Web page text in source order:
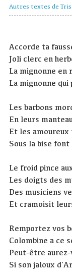
Autres textes de
Accorde ta
Joli clerc en
La mignonne en
La mignonne qui
Les barbons
En leurs
Et les amoureux
Sous la bise
Le froid pince
Les doigts des
Des musiciens
Et cramoisit
Remportez vos
Colombine a ce
Peut-être
Si son jaloux